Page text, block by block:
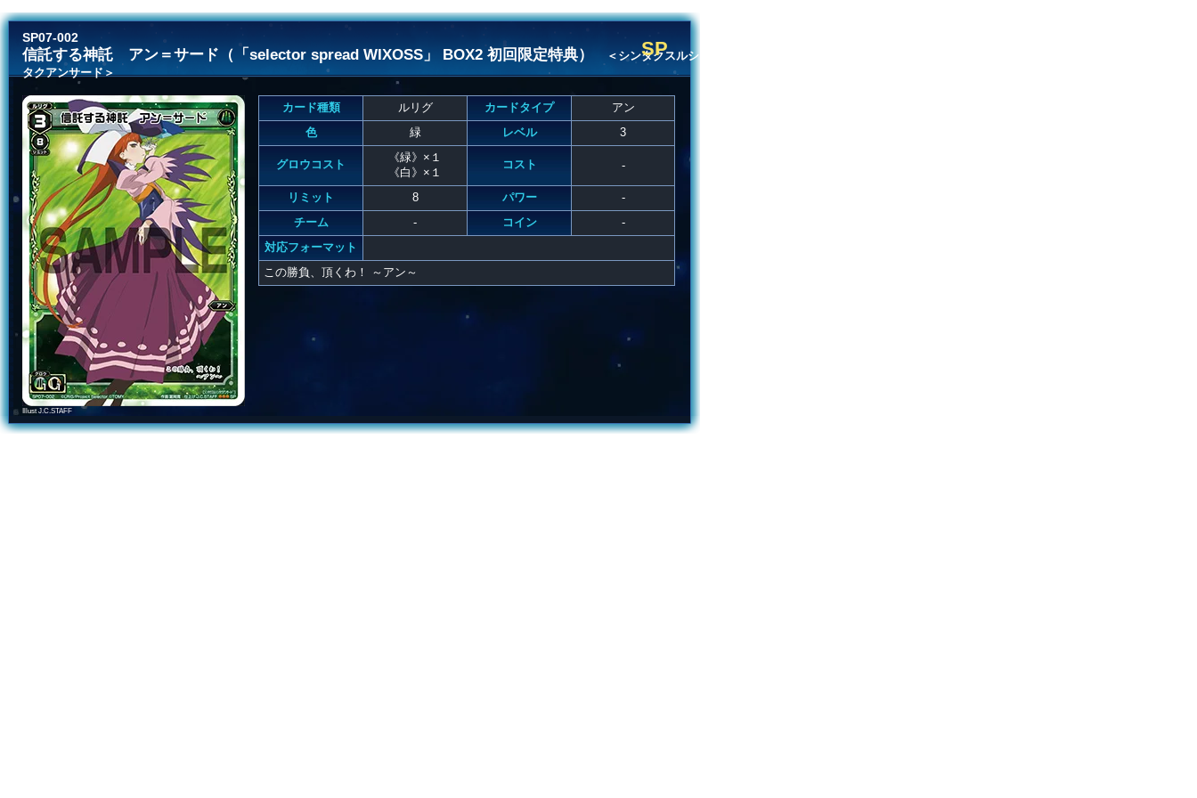
SP07-002
信託する神託 アン＝サード（「selector spread WIXOSS」 BOX2 初回限定特典）
＜シンタクスルシン
タクアンサード＞
SP
Illust J.C.STAFF
カード種類 ルリグ カードタイプ
アン
色
緑 レベル 3
グロウコスト
《緑》×１
《白》×１
コスト -
リミット 8 パワー
-
チーム
- コイン
-
対応フォーマット
この勝負、頂くわ！ ～アン～